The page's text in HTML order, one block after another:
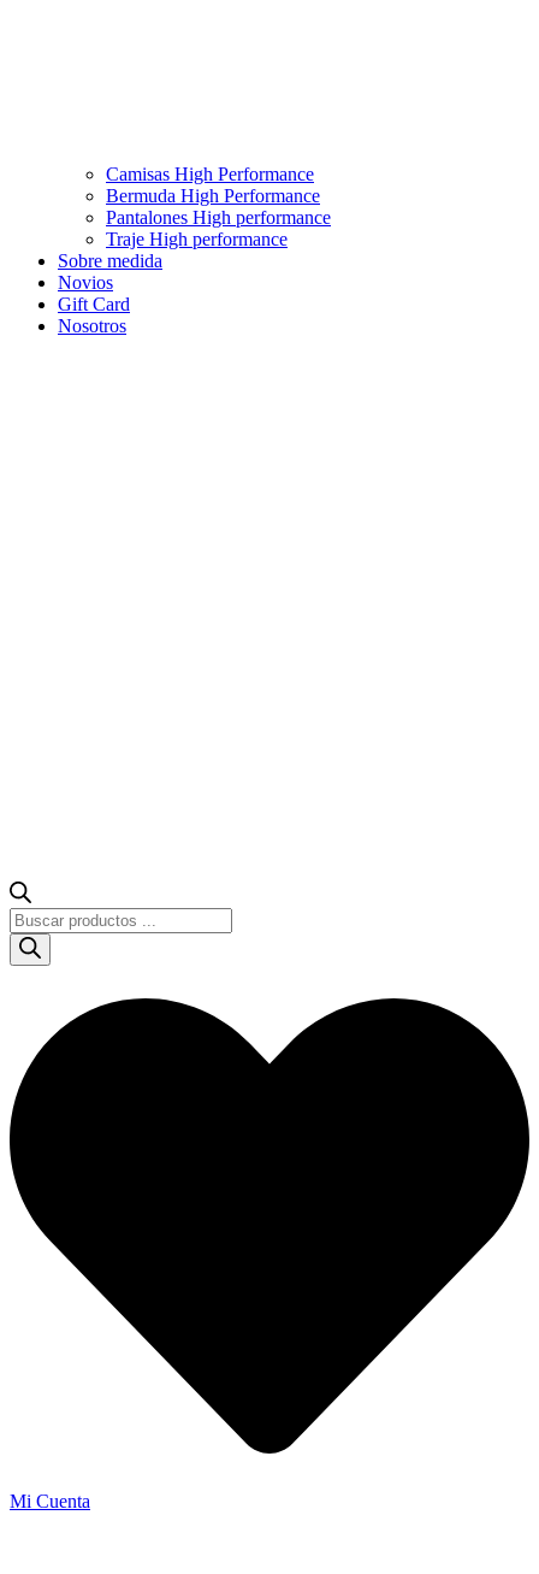
Camisas High Performance
Bermuda High Performance
Pantalones High performance
Traje High performance
Sobre medida
Novios
Gift Card
Nosotros
Búsqueda
de
productos
Mi Cuenta